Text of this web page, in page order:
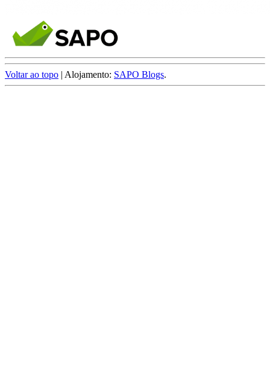
Voltar ao topo | Alojamento: SAPO Blogs.